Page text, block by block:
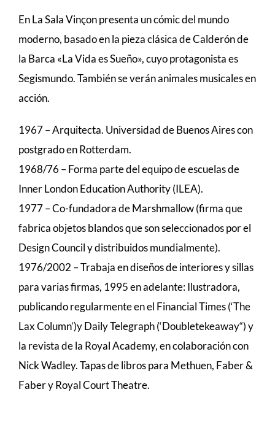
En La Sala Vinçon presenta un cómic del mundo
moderno, basado en la pieza clásica de Calderón de
la Barca «La Vida es Sueño», cuyo protagonista es
Segismundo. También se verán animales musicales en
acción.
1967 – Arquitecta. Universidad de Buenos Aires con
postgrado en Rotterdam.
1968/76 – Forma parte del equipo de escuelas de
Inner London Education Authority (ILEA).
1977 – Co-fundadora de Marshmallow (firma que
fabrica objetos blandos que son seleccionados por el
Design Council y distribuidos mundialmente).
1976/2002 – Trabaja en diseños de interiores y sillas
para varias firmas, 1995 en adelante: Ilustradora,
publicando regularmente en el Financial Times (‘The
Lax Column’)y Daily Telegraph (‘Doubletekeaway“) y
la revista de la Royal Academy, en colaboración con
Nick Wadley. Tapas de libros para Methuen, Faber &
Faber y Royal Court Theatre.